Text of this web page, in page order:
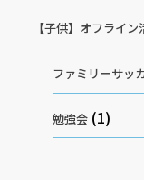
【子供】オフライン
ファミリーサッ
勉強会 (1)